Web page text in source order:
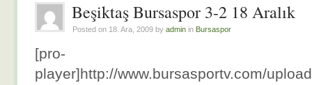
Beşiktaş Bursaspor 3-2 18 Aralık
Posted on 18. Ara, 2009 by admin in Bursaspor
[pro-
player]http://www.bursasportv.com/